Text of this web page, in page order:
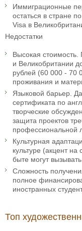
Иммиграционные
остаться в стране
Visa в
Недостатки
Высокая
и Великобритании
рублей (60 000 - 70
проживания и
Языковой барьер.
сертификата по
творческие
защита проектов
профессиональной
Культурная
культуре (акцент на
быте могут
Сложность
полное
иностранных
Топ